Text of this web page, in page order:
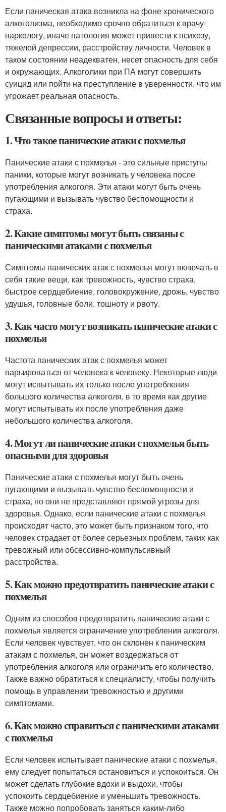
Если паническая атака возникла на фоне хронического
алкоголизма, необходимо срочно обратиться к врачу-
наркологу, иначе патология может привести к психозу,
тяжелой депрессии, расстройству личности. Человек в
таком состоянии неадекватен, несет опасность для себя
и окружающих. Алкоголики при ПА могут совершить
суицид или пойти на преступление в уверенности, что им
угрожает реальная опасность.
Связанные вопросы и ответы:
1. Что такое панические атаки с похмелья
Панические атаки с похмелья - это сильные приступы
паники, которые могут возникать у человека после
употребления алкоголя. Эти атаки могут быть очень
пугающими и вызывать чувство беспомощности и
страха.
2. Какие симптомы могут быть связаны с
паническими атаками с похмелья
Симптомы панических атак с похмелья могут включать в
себя такие вещи, как тревожность, чувство страха,
быстрое сердцебиение, головокружение, дрожь, чувство
удушья, головные боли, тошноту и рвоту.
3. Как часто могут возникать панические атаки с
похмелья
Частота панических атак с похмелья может
варьироваться от человека к человеку. Некоторые люди
могут испытывать их только после употребления
большого количества алкоголя, в то время как другие
могут испытывать их после употребления даже
небольшого количества алкоголя.
4. Могут ли панические атаки с похмелья быть
опасными для здоровья
Панические атаки с похмелья могут быть очень
пугающими и вызывать чувство беспомощности и
страха, но они не представляют прямой угрозы для
здоровья. Однако, если панические атаки с похмелья
происходят часто, это может быть признаком того, что
человек страдает от более серьезных проблем, таких как
тревожный или обсессивно-компульсивный
расстройства.
5. Как можно предотвратить панические атаки с
похмелья
Одним из способов предотвратить панические атаки с
похмелья является ограничение употребления алкоголя.
Если человек чувствует, что он склонен к паническим
атакам с похмелья, он может воздержаться от
употребления алкоголя или ограничить его количество.
Также важно обратиться к специалисту, чтобы получить
помощь в управлении тревожностью и другими
симптомами.
6. Как можно справиться с паническими атаками
с похмелья
Если человек испытывает панические атаки с похмелья,
ему следует попытаться остановиться и успокоиться. Он
может сделать глубокие вдохи и выдохи, чтобы
успокоить сердцебиение и уменьшить тревожность.
Также можно попробовать заняться каким-либо